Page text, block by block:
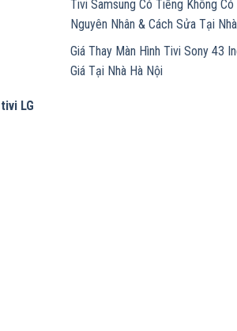
LG
Tivi Samsung Có Tiếng Không Có
Nguyên Nhân & Cách Sửa Tại Nhà
Giá Thay Màn Hình Tivi Sony 43
Giá Tại Nhà Hà Nội